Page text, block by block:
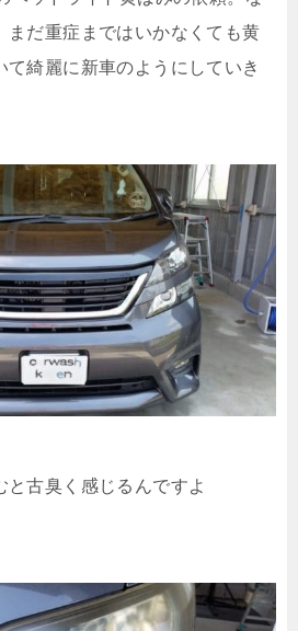
まだ重症まではいかなくても黄
て綺麗に新車のようにしていき
古臭く感じるんですよ